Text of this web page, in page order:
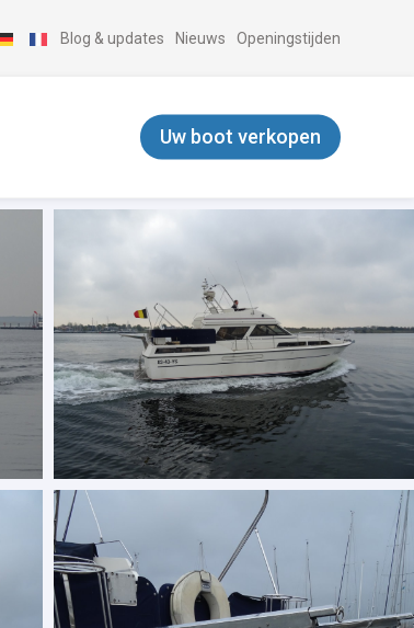
Blog & updates Nieuws Openingstijden
Uw boot verkopen